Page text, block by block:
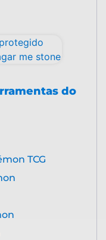
do
TCG